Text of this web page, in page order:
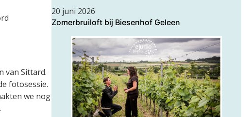
van Sittard.
fotosessie.
we nog
20 juni 2026
Zomerbruiloft bij Biesenhof Geleen